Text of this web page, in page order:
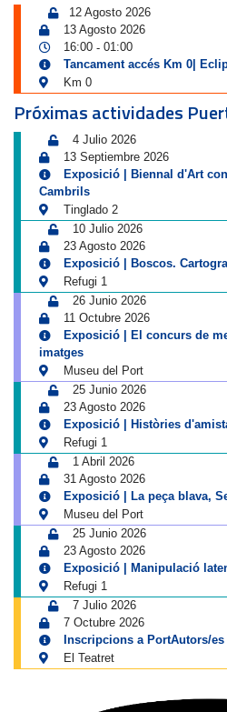
12 Agosto 2026
13 Agosto 2026
16:00 - 01:00
Tancament accés Km 0|
Km 0
Próximas actividades
4 Julio 2026
13 Septiembre 2026
Exposició | Biennal d'Art
Cambrils
Tinglado 2
10 Julio 2026
23 Agosto 2026
Exposició | Boscos.
Refugi 1
26 Junio 2026
11 Octubre 2026
Exposició | El concurs de
imatges
Museu del Port
25 Junio 2026
23 Agosto 2026
Exposició | Històries
Refugi 1
1 Abril 2026
31 Agosto 2026
Exposició | La peça blava,
Museu del Port
25 Junio 2026
23 Agosto 2026
Exposició | Manipulació
Refugi 1
7 Julio 2026
7 Octubre 2026
Inscripcions a PortAutors/es
El Teatret